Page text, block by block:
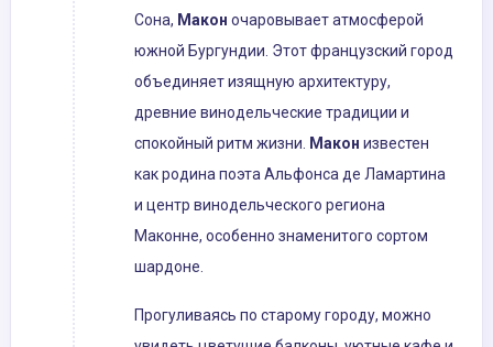
Сона, Макон очаровывает атмосферой
южной Бургундии. Этот французский город
объединяет изящную архитектуру,
древние винодельческие традиции и
спокойный ритм жизни. Макон известен
как родина поэта Альфонса де Ламартина
и центр винодельческого региона
Маконне, особенно знаменитого сортом
шардоне.
Прогуливаясь по старому городу, можно